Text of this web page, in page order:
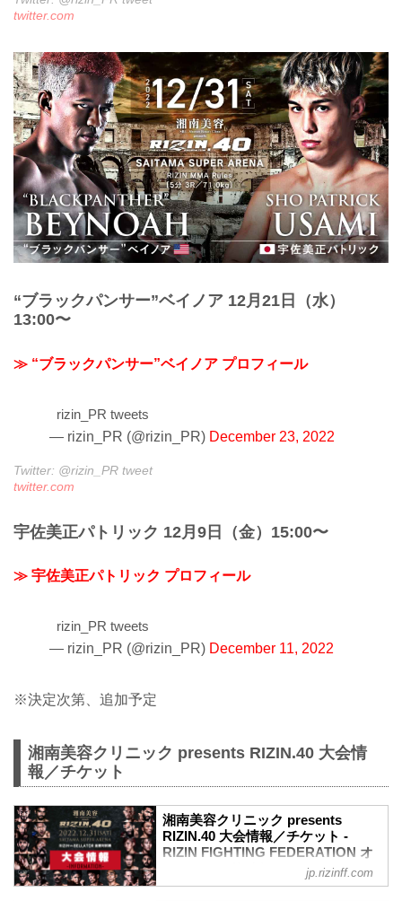
twitter.com
“ブラックパンサー”ベイノア 12月21日（水）
13:00〜
≫ “ブラックパンサー”ベイノア プロフィール
rizin_PR tweets
— rizin_PR (@rizin_PR) December 23, 2022
Twitter: @rizin_PR tweet
twitter.com
宇佐美正パトリック 12月9日（金）15:00〜
≫ 宇佐美正パトリック プロフィール
rizin_PR tweets
— rizin_PR (@rizin_PR) December 11, 2022
※決定次第、追加予定
湘南美容クリニック presents RIZIN.40 大会情
報／チケット
湘南美容クリニック presents
RIZIN.40 大会情報／チケット -
RIZIN FIGHTING FEDERATION オ
jp.rizinff.com